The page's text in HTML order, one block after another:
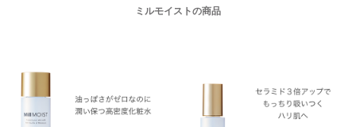
ミルモイストの商品